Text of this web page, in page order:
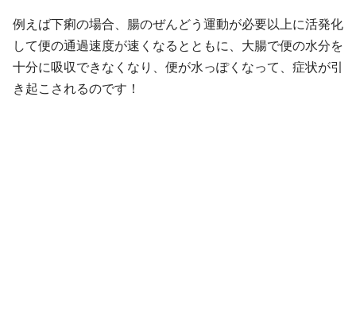
例えば下痢の場合、腸のぜんどう運動が必要以上に活発化
して便の通過速度が速くなるとともに、大腸で便の水分を
十分に吸収できなくなり、便が水っぽくなって、症状が引
き起こされるのです！